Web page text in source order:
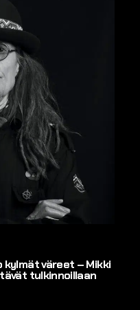
kylmät väreet – Mikki
tulkinnoillaan